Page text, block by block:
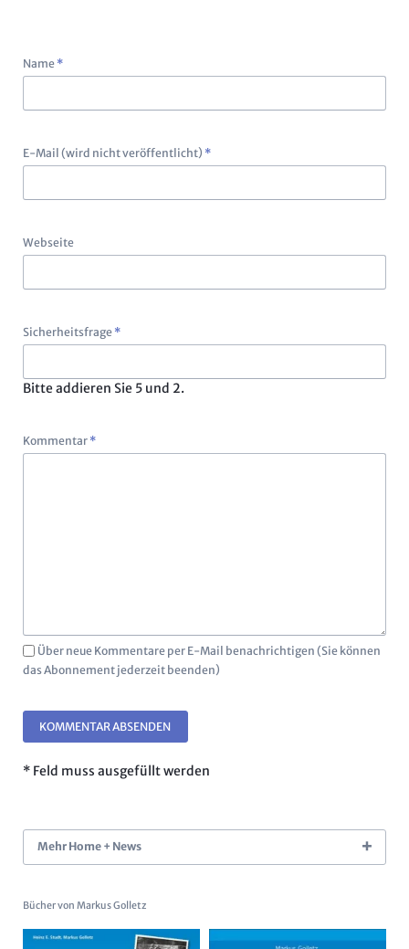
Pflichtfeld
Name *
Pflichtfeld
E-Mail (wird nicht veröffentlicht) *
Webseite
Pflichtfeld
Sicherheitsfrage *
Bitte addieren Sie 5 und 2.
Pflichtfeld
Kommentar *
Über neue Kommentare per E-Mail benachrichtigen (Sie können
das Abonnement jederzeit beenden)
KOMMENTAR ABSENDEN
* Feld muss ausgefüllt werden
Mehr Home + News
Bücher von Markus Golletz